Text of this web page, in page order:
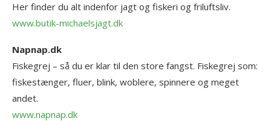
Her finder du alt indenfor jagt og fiskeri og friluftsliv.
www.butik-michaelsjagt.dk
Napnap.dk
Fiskegrej – så du er klar til den store fangst. Fiskegrej som:
fiskestænger, fluer, blink, woblere, spinnere og meget
andet.
www.napnap.dk